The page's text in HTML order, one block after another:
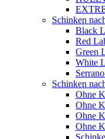
Schinken
Black
Red
Green
White
Schinken
Ohne
Ohne
Ohne
Ohne